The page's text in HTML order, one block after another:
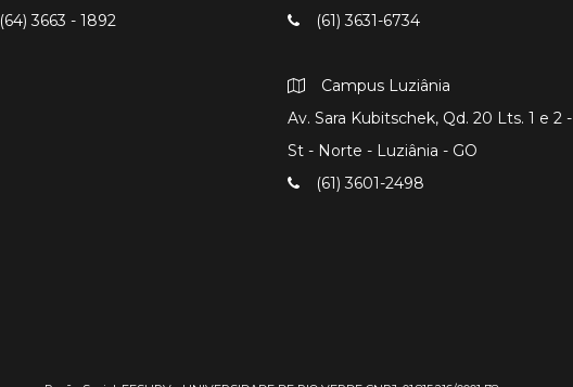
(64) 3663 - 1892
(61) 3631-6734
Campus Luziânia
Av. Sara Kubitschek, Qd. 20 Lts. 1 e 2 -
St - Norte - Luziânia - GO
(61) 3601-2498